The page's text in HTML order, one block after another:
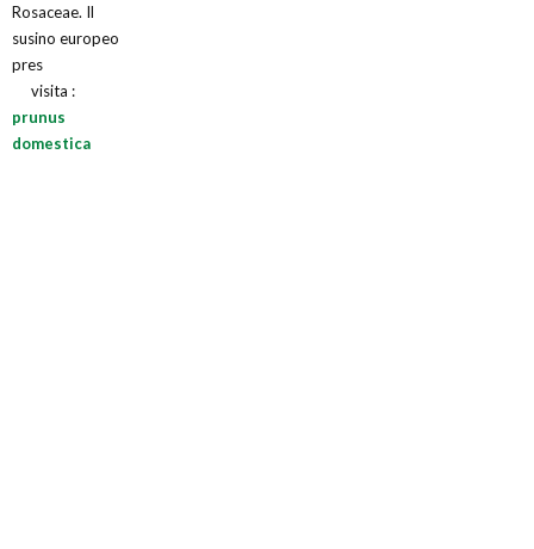
Rosaceae. Il
susino europeo
pres
visita :
prunus
domestica